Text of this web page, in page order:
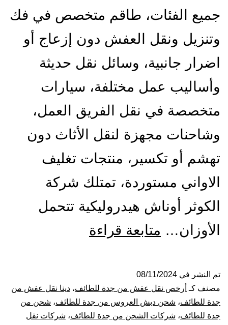
جميع الفئات، طاقم متخصص في فك
وتنزيل ونقل العفش دون إزعاج أو
اضرار جانبية، وسائل نقل حديثة
وأساليب عمل مختلفة، سيارات
متخصصة في نقل الفريق العمل،
وشاحنات مجهزة لنقل الأثاث دون
تهشم أو تكسير، منتجات تغليف
الاواني مستوردة، تمتلك شركة
الكوثر أوناش هيدروليكية تتحمل
الأوزان… متابعة قراءة
من
تم النشر في 08/11/2024
مصنف كـ أرخص نقل عفش من جدة للطائف، دينا نقل عفش من
جدة للطائف، شحن دبش العروس من جدة للطائف، شحن من
جدة للطائف، شركات الشحن من جدة للطائف، شركات نقل